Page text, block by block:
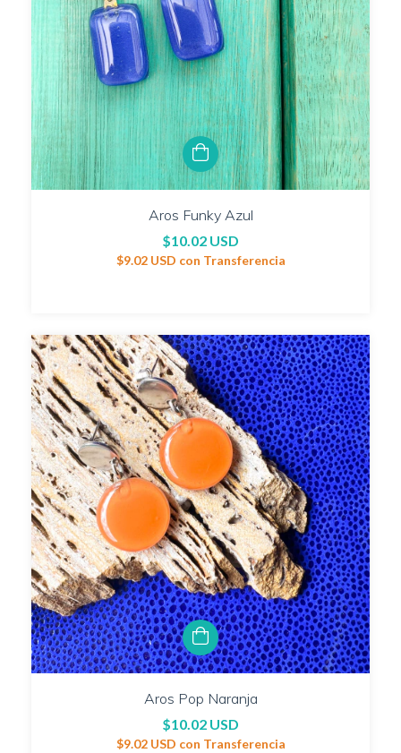
Aros Funky Azul
$10.02 USD
$9.02 USD con Transferencia
Aros Pop Naranja
$10.02 USD
$9.02 USD con Transferencia